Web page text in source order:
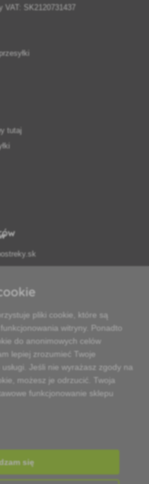
VAT: SK2120731437
tutaj
poradą
pliki cookie, które są
witryny. Ponadto
do anonimowych celów
lepiej zrozumieć Twoje
Jeśli nie wyrażasz zgody na
możesz je odrzucić. Twoja
funkcjonowanie sklepu
się